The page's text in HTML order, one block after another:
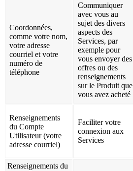
Coordonnées,
comme votre nom,
votre adresse
courriel et votre
numéro de
téléphone
Communiquer
avec vous au
sujet des divers
aspects des
Services, par
exemple pour
vous envoyer des
offres ou des
renseignements
sur le Produit que
vous avez acheté
Renseignements
du Compte
Utilisateur (votre
adresse courriel)
Faciliter votre
connexion aux
Services
Renseignements du